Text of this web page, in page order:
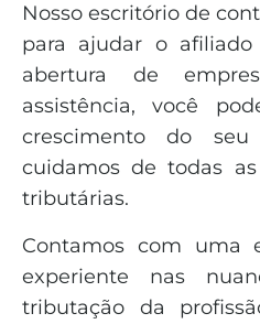
Nosso escritório de
para ajudar o
abertura de
assistência, você
crescimento do seu
cuidamos de todas
tributárias.
Contamos com uma
experiente nas
tributação da